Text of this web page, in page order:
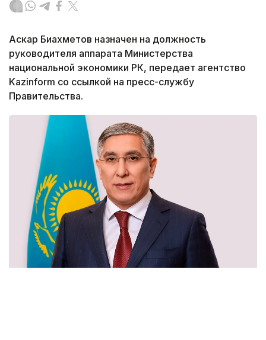
Аскар Биахметов назначен на должность
руководителя аппарата Министерства
национальной экономики РК, передает агентство
Kazinform со ссылкой на пресс-службу
Правительства.